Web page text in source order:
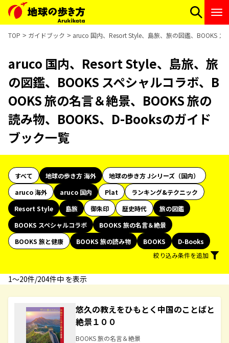
TOP ガイドブック aruco 国内、Resort Style、島旅、旅の図鑑、BOOKS
aruco 国内、Resort Style、島旅、旅
の図鑑、BOOKS スペシャルコラボ、B
OOKS 旅の名言＆絶景、BOOKS 旅の
読み物、BOOKS、D-Booksのガイド
ブック一覧
すべて 地球の歩き方 海外
地球の歩き方 Jシリーズ（国内）
aruco 海外
aruco 国内 Plat
ランキング&テクニック
Resort Style
島旅 御朱印 歴史時代
旅の図鑑
BOOKS スペシャルコラボ
BOOKS 旅の名言＆絶景
BOOKS 旅と健康
BOOKS 旅の読み物 BOOKS
D-Books
絞り込み条件を追加
1〜20件/204件中 を表示
悠久の教えをひもとく中国のことばと
絶景１００
BOOKS 旅の名言＆絶景